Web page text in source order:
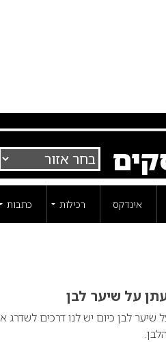
אינדקס רכילות כתבות
על שיער לבן
שיער לבן כיום יש לנו דרכים